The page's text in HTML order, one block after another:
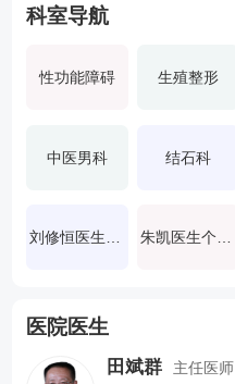
科室导航
性功能障碍 生殖整形
中医男科 结石科
医院医生
田斌群
主任医师